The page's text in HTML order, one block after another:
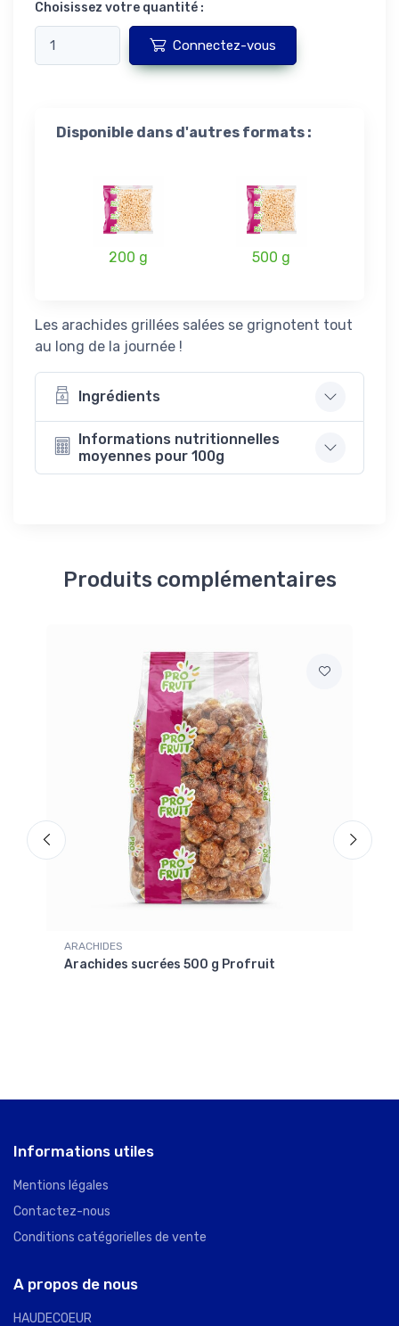
Choisissez votre quantité :
Connectez-vous
Disponible dans d'autres formats :
200 g 500 g
Les arachides grillées salées se grignotent tout
au long de la journée !
Ingrédients
Informations nutritionnelles
moyennes pour 100g
Produits complémentaires
ARACHIDES
Arachides sucrées 500 g Profruit
Informations utiles
Mentions légales
Contactez-nous
Conditions catégorielles de vente
A propos de nous
HAUDECOEUR